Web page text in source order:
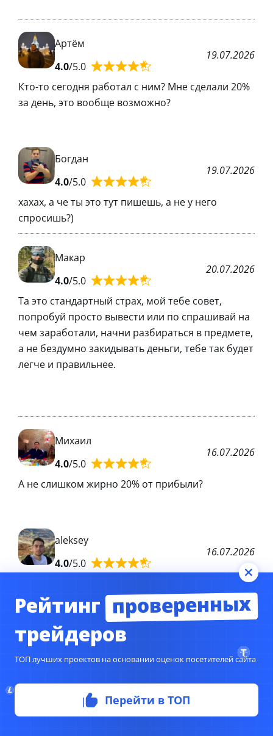
Артём
4.0/5.0
19.07.2026
Кто-то сегодня работал с ним? Мне сделали 20%
за день, это вообще возможно?
Богдан
4.0/5.0
19.07.2026
хахах, а че ты это тут пишешь, а не у него
спросишь?)
Макар
4.0/5.0
20.07.2026
Та это стандартный страх, мой тебе совет,
попробуй просто вывести или по спрашивай на
чем заработали, начни разбираться в предмете,
а не бездумно закидывать деньги, тебе так будет
легче и правильнее.
Михаил
4.0/5.0
16.07.2026
А не слишком жирно 20% от прибыли?
aleksey
4.0/5.0
16.07.2026
А сколько ты хотел? 2% или вообще бесплатно?
Mark
4.0/5.0
А какие гарантии, то что они заработают?
Рейтинг проверенных
трейдеров
ТОП лучших проектов на основании оценок посетителей сайта
Перейти в ТОП